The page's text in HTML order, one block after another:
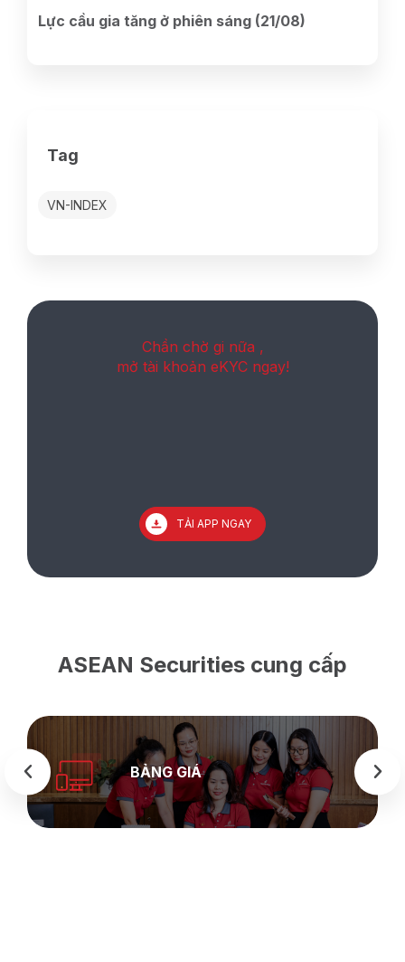
Lực cầu gia tăng ở phiên sáng (21/08)
Tag
VN-INDEX
Chần chờ gi nữa ,
mở tài khoản eKYC ngay!
TẢI APP NGAY
ASEAN Securities cung cấp
BẢNG GIÁ